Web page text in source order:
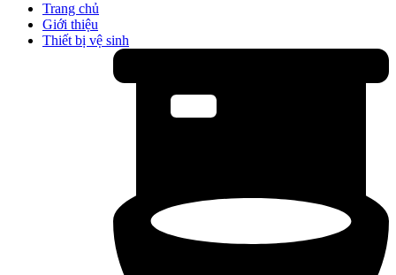
Trang chủ
Giới thiệu
Thiết bị vệ sinh